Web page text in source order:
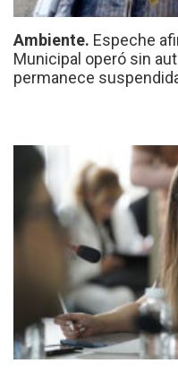
Ambiente. Espeche
Municipal operó sin
permanece